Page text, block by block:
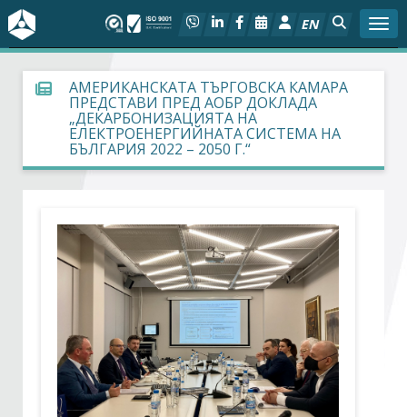
EN
За БСК
На фокус
Актуално
Дейности
Проекти
Членове
АМЕРИКАНСКАТА ТЪРГОВСКА КАМАРА
ПРЕДСТАВИ ПРЕД АОБР ДОКЛАДА
„ДЕКАРБОНИЗАЦИЯТА НА
ЕЛЕКТРОЕНЕРГИЙНАТА СИСТЕМА НА
БЪЛГАРИЯ 2022 – 2050 Г.“